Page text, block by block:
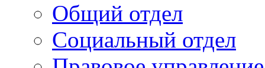
Общий отдел
Социальный отдел